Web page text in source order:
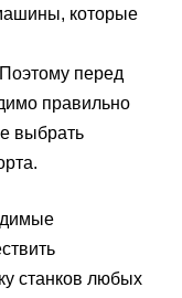
которые
перед
правильно
выбрать
станков любых